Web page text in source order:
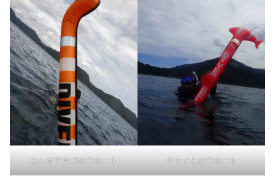
ニシキアナゴのフロート クマノミのフロート